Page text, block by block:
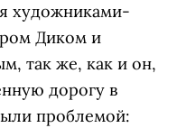
художниками-
Диком и
так же, как и он,
дорогу в
проблемой: